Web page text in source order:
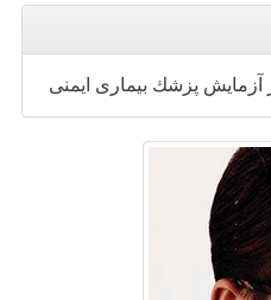
آزمایش پزشك بیماری ایمنی